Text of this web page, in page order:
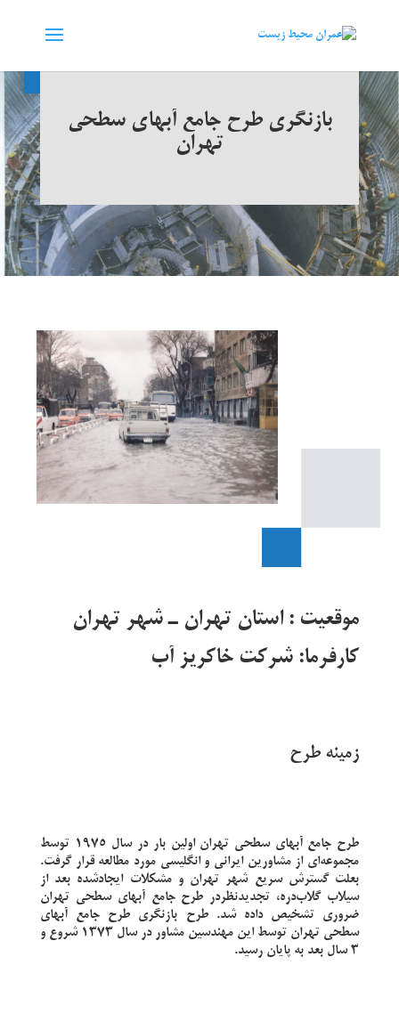
بازنگري طرح جامع آبهاي سطحي
تهران
موقعيت : استان تهران ـ شهر تهران
كارفرما: شركت خاكريز آب
زمينه طرح
طرح جامع آبهاي سطحي تهران اولين بار در سال 1975 توسط
مجموعه‌اي از مشاورين ايراني و انگليسي مورد مطالعه قرار گرفت.
بعلت گسترش سريع شهر تهران و مشكلات ايجادشده بعد از
سيلاب گلاب‌دره، تجديدنظردر طرح جامع آبهاي سطحي تهران
ضروري تشخيص داده شد. طرح بازنگري طرح جامع آبهاي
سطحي تهران توسط اين مهندسين مشاور در سال 1373 شروع و
3 سال بعد به پايان رسيد
.